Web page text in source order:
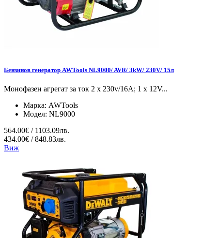
Бензинов генератор AWTools NL9000/ AVR/ 3kW/ 230V/ 15л
Монофазен агрегат за ток 2 x 230v/16A; 1 x 12V...
Марка: AWTools
Модел: NL9000
564.00€ / 1103.09лв.
434.00€ / 848.83лв.
Виж